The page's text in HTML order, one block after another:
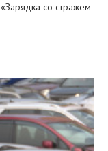
со стражем